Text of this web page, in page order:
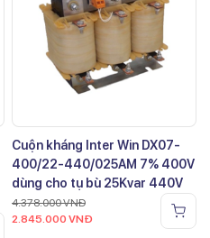
Cuộn kháng Inter Win DX07-
400/22-440/025AM 7% 400V
dùng cho tụ bù 25Kvar 440V
4.378.000VNĐ
2.845.000 VNĐ